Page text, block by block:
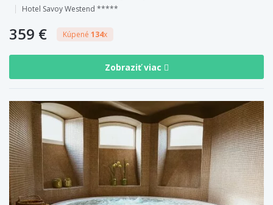
Hotel Savoy Westend *****
359 € Kúpené 134x
Zobraziť viac